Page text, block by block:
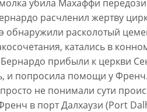
убила Махаффи
расчленил жертву
обнаружили расколотый
катались в
прибыли к церкви
и попросила помощи у
не понимали сути
в порт Далхаузи (Port